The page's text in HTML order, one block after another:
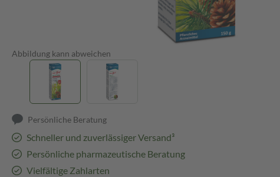
Abbildung kann abweichen
Persönliche Beratung
Schneller und zuverlässiger Versand³
Persönliche pharmazeutische Beratung
Vielfältige Zahlarten